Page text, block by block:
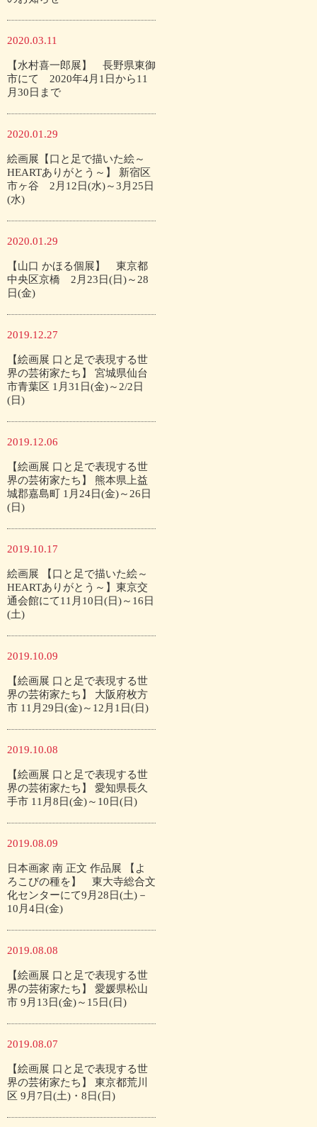
2020.03.11
【水村喜一郎展】 長野県東御
市にて 2020年4月1日から11
月30日まで
2020.01.29
絵画展【口と足で描いた絵～
HEARTありがとう～】 新宿区
市ヶ谷 2月12日(水)～3月25日
(水)
2020.01.29
【山口 かほる個展】 東京都
中央区京橋 2月23日(日)～28
日(金)
2019.12.27
【絵画展 口と足で表現する世
界の芸術家たち】 宮城県仙台
市青葉区 1月31日(金)～2/2日
(日)
2019.12.06
【絵画展 口と足で表現する世
界の芸術家たち】 熊本県上益
城郡嘉島町 1月24日(金)～26日
(日)
2019.10.17
絵画展 【口と足で描いた絵～
HEARTありがとう～】東京交
通会館にて11月10日(日)～16日
(土)
2019.10.09
【絵画展 口と足で表現する世
界の芸術家たち】 大阪府枚方
市 11月29日(金)～12月1日(日)
2019.10.08
【絵画展 口と足で表現する世
界の芸術家たち】 愛知県長久
手市 11月8日(金)～10日(日)
2019.08.09
日本画家 南 正文 作品展 【よ
ろこびの種を】 東大寺総合文
化センターにて9月28日(土)－
10月4日(金)
2019.08.08
【絵画展 口と足で表現する世
界の芸術家たち】 愛媛県松山
市 9月13日(金)～15日(日)
2019.08.07
【絵画展 口と足で表現する世
界の芸術家たち】 東京都荒川
区 9月7日(土)・8日(日)